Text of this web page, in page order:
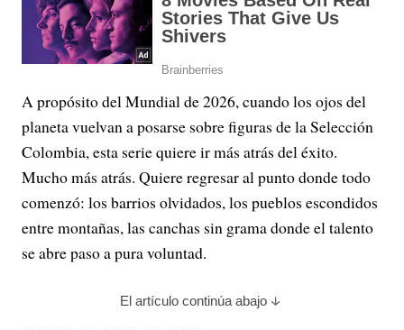
A propósito del Mundial de 2026, cuando los ojos del
planeta vuelvan a posarse sobre figuras de la Selección
Colombia, esta serie quiere ir más atrás del éxito.
Mucho más atrás. Quiere regresar al punto donde todo
comenzó: los barrios olvidados, los pueblos escondidos
entre montañas, las canchas sin grama donde el talento
se abre paso a pura voluntad.
El artículo continúa abajo